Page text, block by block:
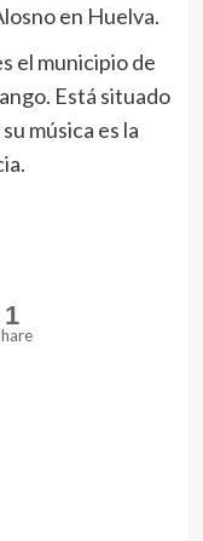
en Huelva.
el municipio de
Está situado
música es la
1